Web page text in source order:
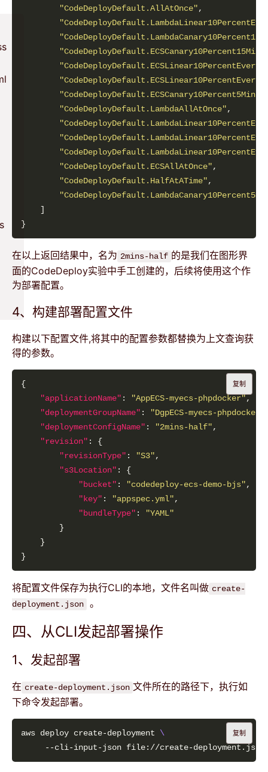
"CodeDeployDefault.AllAtOnce"
"CodeDeployDefault.LambdaAllAtOnce"
"CodeDeployDefault.ECSAllAtOnce"
"CodeDeployDefault.HalfAtATime"
在以上返回结果中，名为 2mins-half 的是我们在图形界
面的CodeDeploy实验中手工创建的，后续将使用这个作
为部署配置。
4、构建部署配置文件
构建以下配置文件,将其中的配置参数都替换为上文查询获
得的参数。
"applicationName" : "AppECS-myecs-phpdocker"
"deploymentGroupName" :
"DgpECS-myecs-phpdocker"
"deploymentConfigName" : "2mins-half"
"revision"
"revisionType" : "S3"
"s3Location"
"bucket" : "codedeploy-ecs-demo-bjs"
"key" : "appspec.yml"
"bundleType" :
"YAML"
复制
将配置文件保存为执行CLI的本地，文件名叫做 create-
deployment.json
。
四、从CLI发起部署操作
1、发起部署
在 create-deployment.json 文件所在的路径下，执行如
下命令发起部署。
aws deploy create-deployment 复制